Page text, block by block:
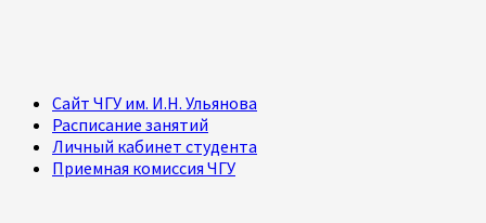
Сайт ЧГУ им. И.Н. Ульянова
Расписание занятий
Личный кабинет студента
Приемная комиссия ЧГУ